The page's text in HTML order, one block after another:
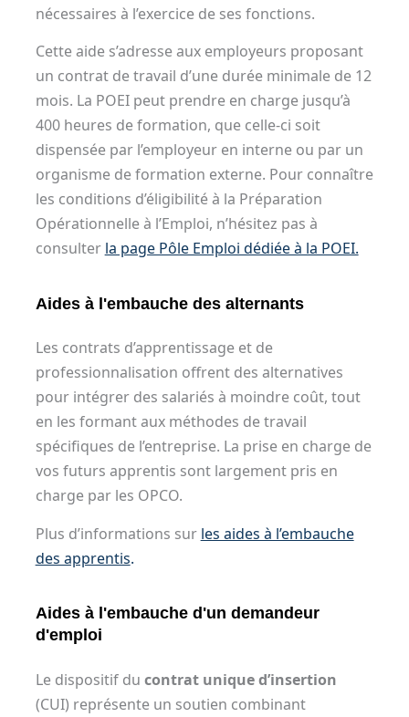
nécessaires à l’exercice de ses fonctions.
Cette aide s’adresse aux employeurs proposant
un contrat de travail d’une durée minimale de 12
mois. La POEI peut prendre en charge jusqu’à
400 heures de formation, que celle-ci soit
dispensée par l’employeur en interne ou par un
organisme de formation externe. Pour connaître
les conditions d’éligibilité à la Préparation
Opérationnelle à l’Emploi, n’hésitez pas à
consulter la page Pôle Emploi dédiée à la POEI.
Aides à l'embauche des alternants
Les contrats d’apprentissage et de
professionnalisation offrent des alternatives
pour intégrer des salariés à moindre coût, tout
en les formant aux méthodes de travail
spécifiques de l’entreprise. La prise en charge de
vos futurs apprentis sont largement pris en
charge par les OPCO.
Plus d’informations sur les aides à l’embauche
des apprentis.
Aides à l'embauche d'un demandeur
d'emploi
Le dispositif du contrat unique d’insertion
(CUI) représente un soutien combinant